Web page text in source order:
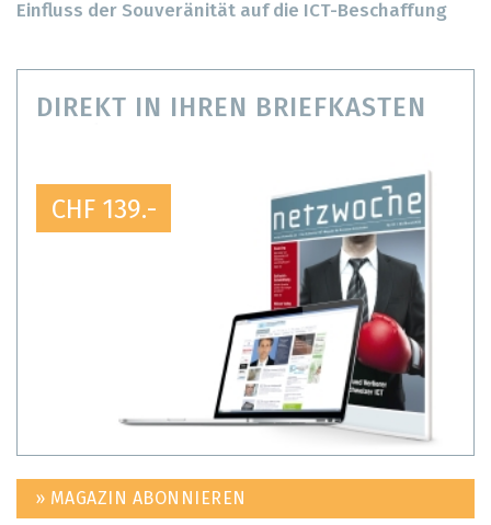
Einfluss der Souveränität auf die ICT-Beschaffung
DIREKT IN IHREN BRIEFKASTEN
CHF 139.-
» MAGAZIN ABONNIEREN